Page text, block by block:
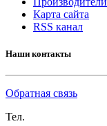
Карта сайта
RSS канал
Наши контакты
Обратная связь
Тел.